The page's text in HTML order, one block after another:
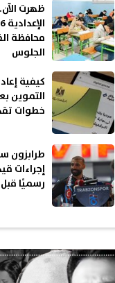
ظهرت
محافظة
الجلوس
كيفية
التموين
خطوات
طرابزون
إجراءات
رسميًا